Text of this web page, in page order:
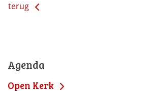
terug
Agenda
Open Kerk